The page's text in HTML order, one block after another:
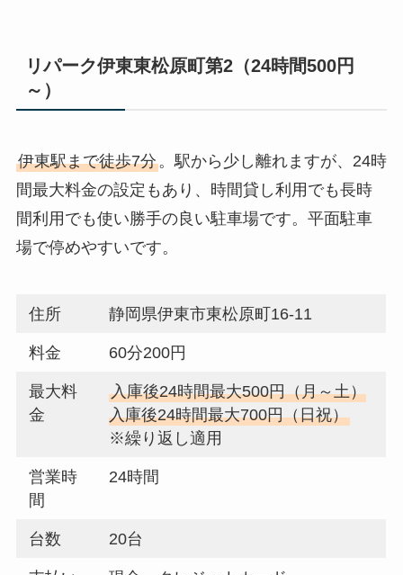
リパーク伊東東松原町第2（24時間500円
～）
伊東駅まで徒歩7分。駅から少し離れますが、24時
間最大料金の設定もあり、時間貸し利用でも長時
間利用でも使い勝手の良い駐車場です。平面駐車
場で停めやすいです。
住所 静岡県伊東市東松原町16-11
料金 60分200円
最大料
金
入庫後24時間最大500円（月～土）
入庫後24時間最大700円（日祝）
※繰り返し適用
営業時
間
24時間
台数 20台